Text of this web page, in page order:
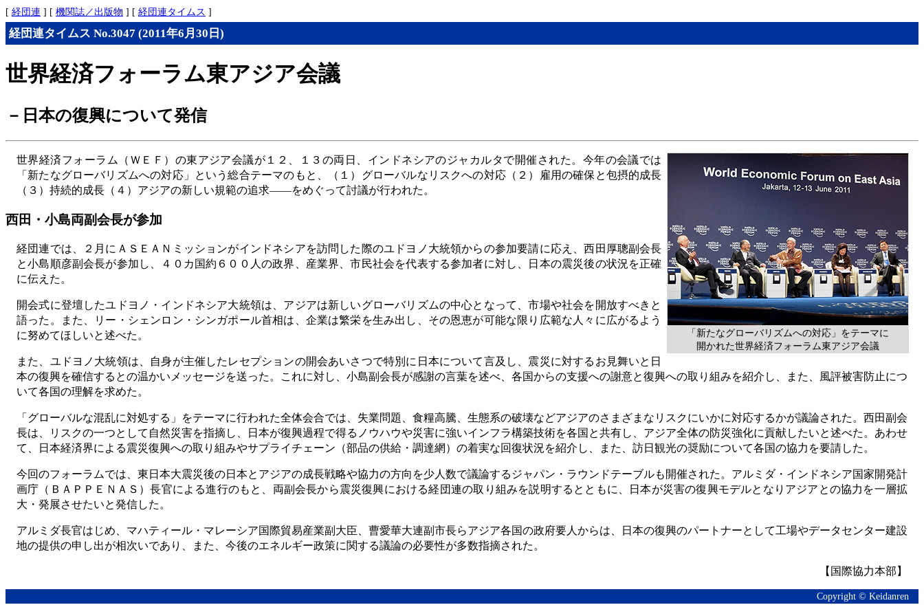
[ 経団連 ] [ 機関誌／出版物 ] [ 経団連タイムス ]
経団連タイムス No.3047 (2011年6月30日)
世界経済フォーラム東アジア会議
－日本の復興について発信
「新たなグローバリズムへの対応」をテーマに
開かれた世界経済フォーラム東アジア会議
世界経済フォーラム（ＷＥＦ）の東アジア会議が１２、１３の両日、インドネシアのジャカルタで開催された。今年の会議では
「新たなグローバリズムへの対応」という総合テーマのもと、（１）グローバルなリスクへの対応（２）雇用の確保と包摂的成長
（３）持続的成長（４）アジアの新しい規範の追求――をめぐって討議が行われた。
西田・小島両副会長が参加
経団連では、２月にＡＳＥＡＮミッションがインドネシアを訪問した際のユドヨノ大統領からの参加要請に応え、西田厚聰副会長
と小島順彦副会長が参加し、４０カ国約６００人の政界、産業界、市民社会を代表する参加者に対し、日本の震災後の状況を正確
に伝えた。
開会式に登壇したユドヨノ・インドネシア大統領は、アジアは新しいグローバリズムの中心となって、市場や社会を開放すべきと
語った。また、リー・シェンロン・シンガポール首相は、企業は繁栄を生み出し、その恩恵が可能な限り広範な人々に広がるよう
に努めてほしいと述べた。
また、ユドヨノ大統領は、自身が主催したレセプションの開会あいさつで特別に日本について言及し、震災に対するお見舞いと日
本の復興を確信するとの温かいメッセージを送った。これに対し、小島副会長が感謝の言葉を述べ、各国からの支援への謝意と復興への取り組みを紹介し、また、風評被害防止につ
いて各国の理解を求めた。
「グローバルな混乱に対処する」をテーマに行われた全体会合では、失業問題、食糧高騰、生態系の破壊などアジアのさまざまなリスクにいかに対応するかが議論された。西田副会
長は、リスクの一つとして自然災害を指摘し、日本が復興過程で得るノウハウや災害に強いインフラ構築技術を各国と共有し、アジア全体の防災強化に貢献したいと述べた。あわせ
て、日本経済界による震災復興への取り組みやサプライチェーン（部品の供給・調達網）の着実な回復状況を紹介し、また、訪日観光の奨励について各国の協力を要請した。
今回のフォーラムでは、東日本大震災後の日本とアジアの成長戦略や協力の方向を少人数で議論するジャパン・ラウンドテーブルも開催された。アルミダ・インドネシア国家開発計
画庁（ＢＡＰＰＥＮＡＳ）長官による進行のもと、両副会長から震災復興における経団連の取り組みを説明するとともに、日本が災害の復興モデルとなりアジアとの協力を一層拡
大・発展させたいと発信した。
アルミダ長官はじめ、マハティール・マレーシア国際貿易産業副大臣、曹愛華大連副市長らアジア各国の政府要人からは、日本の復興のパートナーとして工場やデータセンター建設
地の提供の申し出が相次いであり、また、今後のエネルギー政策に関する議論の必要性が多数指摘された。
【国際協力本部】
Copyright © Keidanren